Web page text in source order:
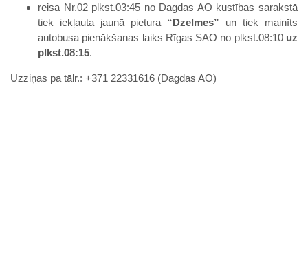
reisa Nr.02 plkst.03:45 no Dagdas AO kustības sarakstā
tiek iekļauta jaunā pietura “Dzelmes” un tiek mainīts
autobusa pienākšanas laiks Rīgas SAO no plkst.08:10 uz
plkst.08:15.
Uzziņas pa tālr.: +371 22331616 (Dagdas AO)